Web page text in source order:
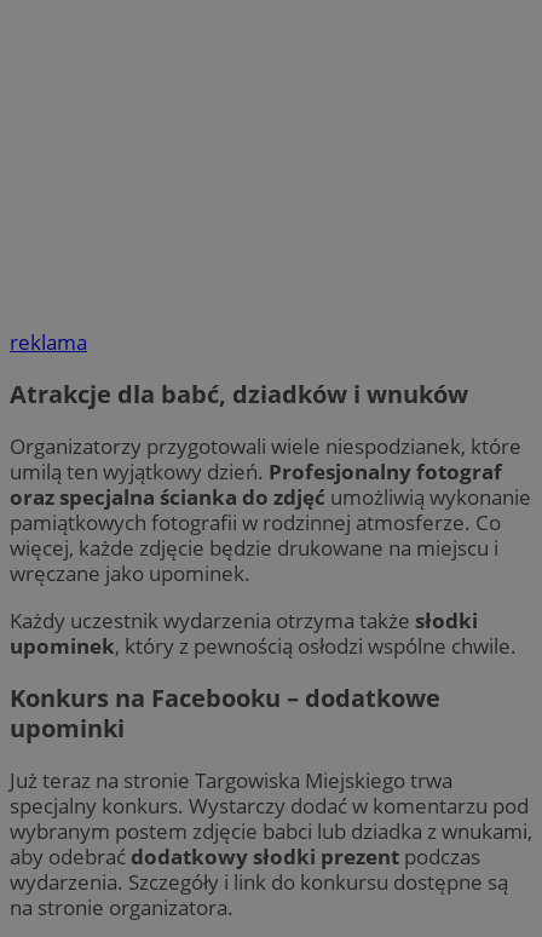
reklama
Atrakcje dla babć, dziadków i wnuków
Organizatorzy przygotowali wiele niespodzianek, które
umilą ten wyjątkowy dzień. Profesjonalny fotograf
oraz specjalna ścianka do zdjęć umożliwią wykonanie
pamiątkowych fotografii w rodzinnej atmosferze. Co
więcej, każde zdjęcie będzie drukowane na miejscu i
wręczane jako upominek.
Każdy uczestnik wydarzenia otrzyma także słodki
upominek, który z pewnością osłodzi wspólne chwile.
Konkurs na Facebooku – dodatkowe
upominki
Już teraz na stronie Targowiska Miejskiego trwa
specjalny konkurs. Wystarczy dodać w komentarzu pod
wybranym postem zdjęcie babci lub dziadka z wnukami,
aby odebrać dodatkowy słodki prezent podczas
wydarzenia. Szczegóły i link do konkursu dostępne są
na stronie organizatora.